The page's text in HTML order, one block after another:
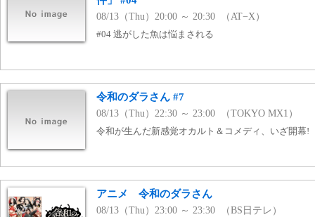
08/13（Thu）20:00 ～ 20:30 （AT−X）
#04 逃がした魚は悩まされる
令和のダラさん #7
08/13（Thu）22:30 ～ 23:00 （TOKYO MX1）
令和が生んだ新感覚オカルト＆コメディ、いざ開幕!
アニメ 令和のダラさん
08/13（Thu）23:00 ～ 23:30 （BS日テレ）